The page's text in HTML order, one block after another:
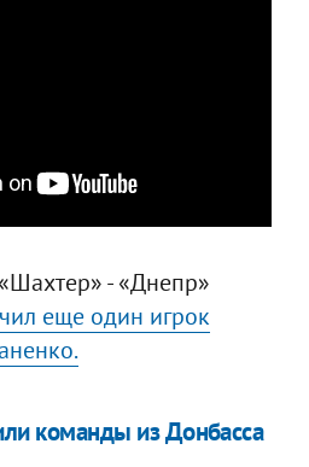
- «Днепр»
еще один игрок
команды из Донбасса